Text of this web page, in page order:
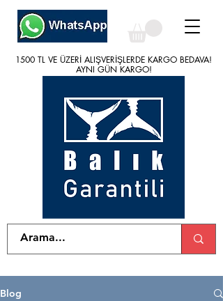
1500 TL VE ÜZERİ ALIŞVERİŞLERDE KARGO BEDAVA!
AYNI GÜN KARGO!
1500 TL VE ÜZERİ ALIŞVERİŞLERDE KARGO BEDAVA!
AYNI GÜN KARGO!
Blog